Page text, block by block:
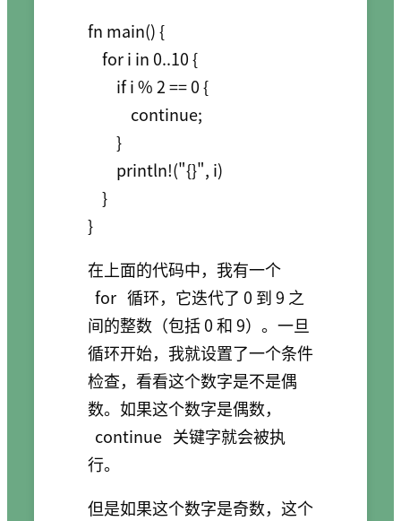
fn main() {
在上面的代码中，我有一个
for 循环，它迭代了 0 到 9 之
间的整数（包括 0 和 9）。一旦
循环开始，我就设置了一个条件
检查，看看这个数字是不是偶
数。如果这个数字是偶数，
continue 关键字就会被执
行。
但是如果这个数字是奇数，这个